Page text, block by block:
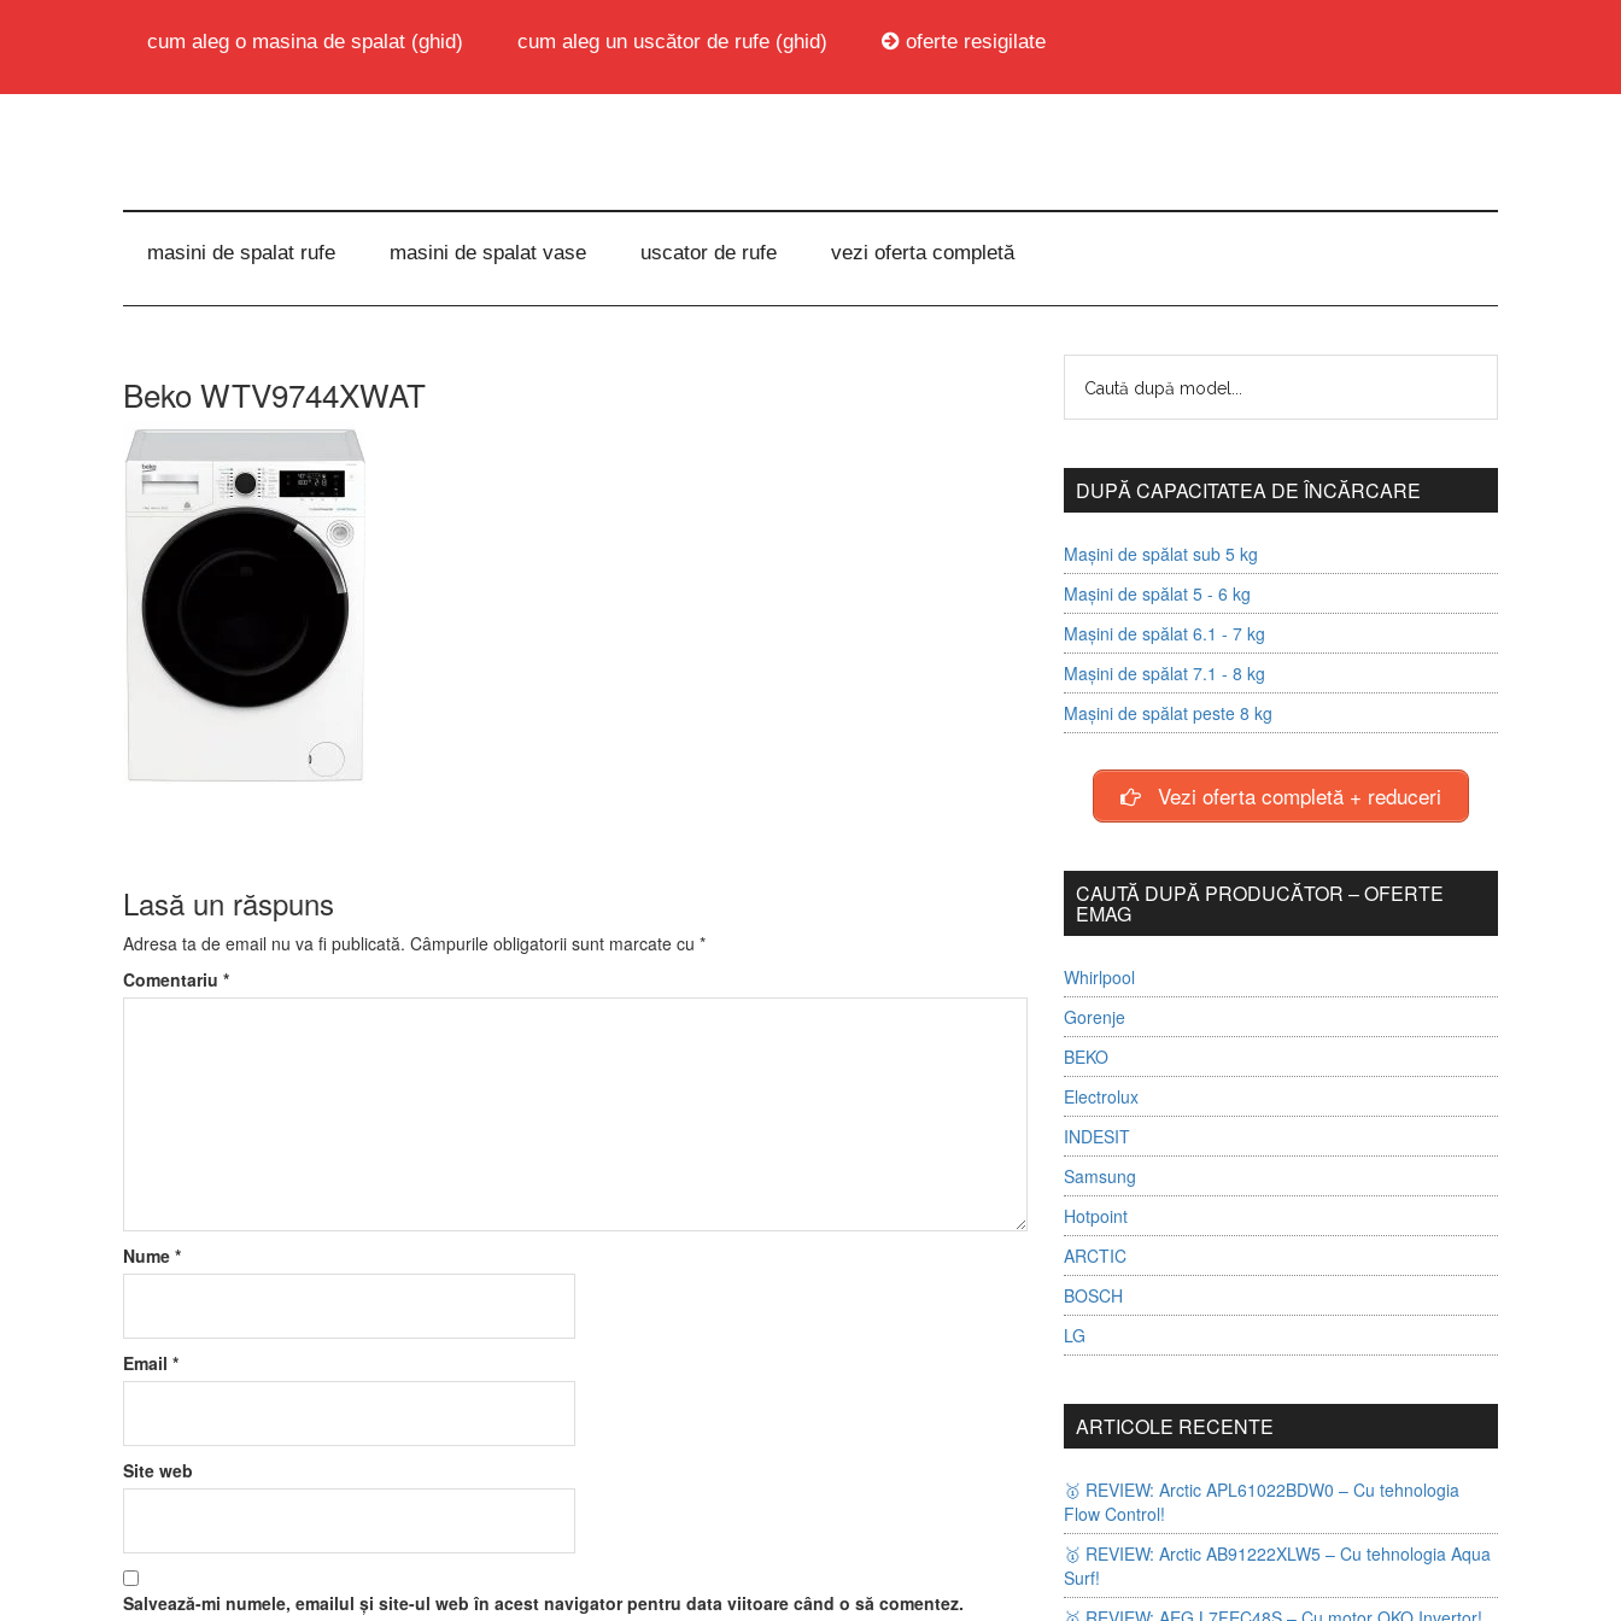
cum aleg o masina de spalat (ghid) cum aleg un uscător de rufe (ghid) oferte resigilate
masini de spalat rufe masini de spalat vase uscator de rufe vezi oferta completă
Beko WTV9744XWAT
Lasă un răspuns
Adresa ta de email nu va fi publicată. Câmpurile obligatorii sunt marcate cu *
Comentariu *
Nume *
Email *
Site web
Salvează-mi numele, emailul și site-ul web în acest navigator pentru data viitoare când o să comentez.
DUPĂ CAPACITATEA DE ÎNCĂRCARE
Mașini de spălat sub 5 kg
Mașini de spălat 5 - 6 kg
Mașini de spălat 6.1 - 7 kg
Mașini de spălat 7.1 - 8 kg
Mașini de spălat peste 8 kg
Vezi oferta completă + reduceri
CAUTĂ DUPĂ PRODUCĂTOR – OFERTE
EMAG
Whirlpool
Gorenje
BEKO
Electrolux
INDESIT
Samsung
Hotpoint
ARCTIC
BOSCH
LG
ARTICOLE RECENTE
🥇 REVIEW: Arctic APL61022BDW0 – Cu tehnologia
Flow Control!
🥇 REVIEW: Arctic AB91222XLW5 – Cu tehnologia Aqua
Surf!